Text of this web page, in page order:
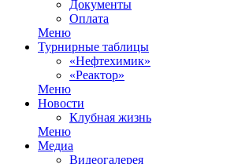
Документы
Оплата
Меню
Турнирные таблицы
«Нефтехимик»
«Реактор»
Меню
Новости
Клубная жизнь
Меню
Медиа
Видеогалерея